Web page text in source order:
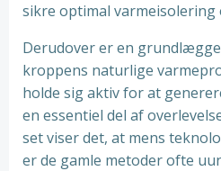
sikre optimal varmeisolering
Derudover er en
kroppens naturlige
holde sig aktiv for at
en essentiel del af
set viser det, at mens
er de gamle metoder ofte